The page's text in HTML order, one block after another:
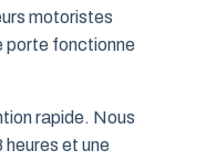
motoristes
porte fonctionne
rapide. Nous
et une